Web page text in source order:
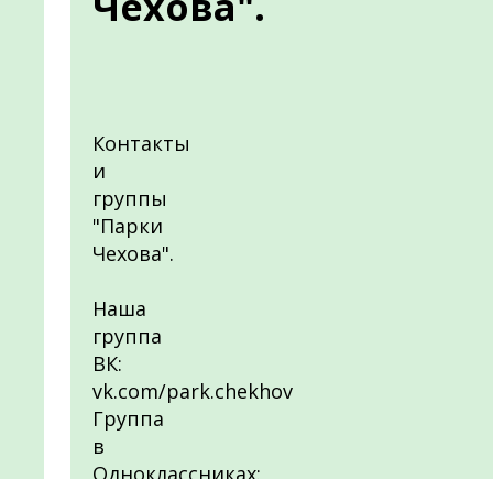
Контакты
и
группы
"Парки
Чехова".
Наша
группа
ВК:
vk.com/park.chekhov
Группа
в
Одноклассниках: